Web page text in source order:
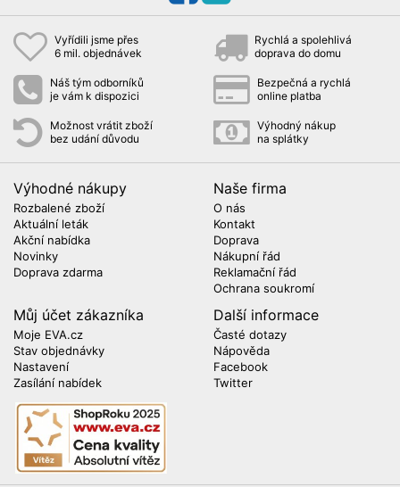
Vyřídili jsme přes
6 mil. objednávek
Rychlá a spolehlivá
doprava do domu
Náš tým odborníků
je vám k dispozici
Bezpečná a rychlá
online platba
Možnost vrátit zboží
bez udání důvodu
Výhodný nákup
na splátky
Výhodné nákupy
Rozbalené zboží
Aktuální leták
Akční nabídka
Novinky
Doprava zdarma
Naše firma
O nás
Kontakt
Doprava
Nákupní řád
Reklamační řád
Ochrana soukromí
Můj účet zákazníka
Moje EVA.cz
Stav objednávky
Nastavení
Zasílání nabídek
Další informace
Časté dotazy
Nápověda
Facebook
Twitter